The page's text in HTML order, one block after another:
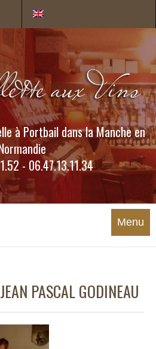
à Portbail dans la Manche en
- 06.47.13.11.34
Menu
PASCAL GODINEAU
cookies